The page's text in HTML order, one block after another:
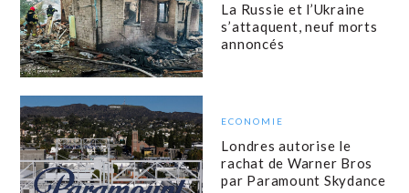
La Russie et l’Ukraine
s’attaquent, neuf morts
annoncés
ECONOMIE
Londres autorise le
rachat de Warner Bros
par Paramount Skydance